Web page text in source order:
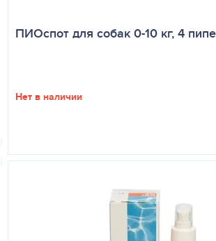
ПИОспот для собак 0-10 кг, 4
Нет в наличии